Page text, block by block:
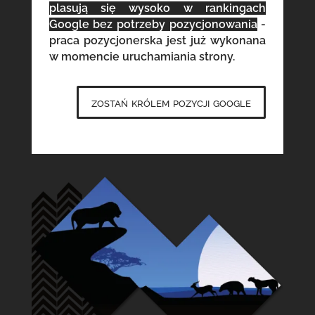
plasują się wysoko w rankingach
Google bez potrzeby pozycjonowania-
praca pozycjonerska jest już wykonana
w momencie uruchamiania strony.
zostań królem pozycji google